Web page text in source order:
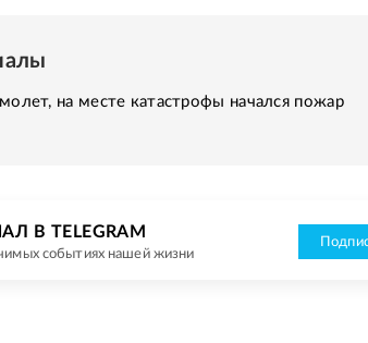
на месте катастрофы начался пожар
В TELEGRAM
событиях нашей жизни